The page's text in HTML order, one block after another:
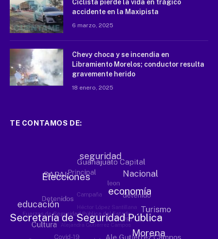
Ciclista pierde la vida en trágico
accidente en la Maxipista
6 marzo, 2025
Chevy choca y se incendia en
Libramiento Morelos; conductor resulta
gravemente herido
18 enero, 2025
TE CONTAMOS DE: